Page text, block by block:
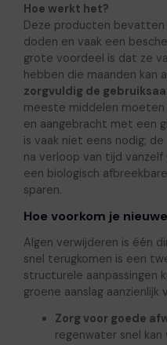
Hoe werkt het?
Deze producten
doden en vaak een
grote voordeel is dat ze
hebben die maanden kan
zorgvuldig de
meeste middelen
en aangebracht met een
is vaak niet eens nodig;
na verloop van tijd vanzelf
een biologisch
sparen.
Hoe voorkom je
Algen verwijderen is één
snel terugkomen is een
structurele aanpassingen
groene aanslag aanzienlijk
Zorg voor goede
regenwater snel kan